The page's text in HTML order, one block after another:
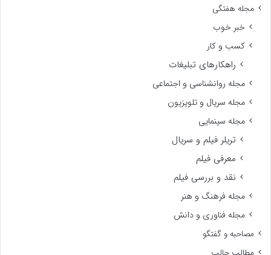
مجله هفتگی
خبر خوب
کسب و کار
راهکارهای تبلیغات
مجله روانشناسی و اجتماعی
مجله سریال و تلویزیون
مجله سینمایی
تریلر فیلم و سریال
معرفی فیلم
نقد و بررسی فیلم
مجله فرهنگ و هنر
مجله فناوری و دانش
مصاحبه و گفتگو